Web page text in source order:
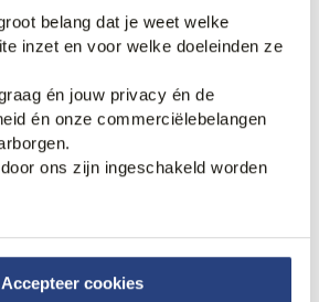
belang dat je weet welke
inzet en voor welke doeleinden ze
én jouw privacy én de
én onze commerciëlebelangen
ons zijn ingeschakeld worden
Accepteer cookies